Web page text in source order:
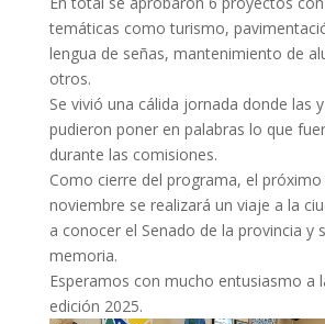
temáticas como turismo,
lengua de señas, mantenimiento de
otros.
Se vivió una cálida jornada donde las
pudieron poner en palabras lo que
durante las comisiones.
Como cierre del programa, el próximo
noviembre se realizará un viaje a la
a conocer el Senado de la provincia y
memoria.
Esperamos con mucho entusiasmo a
edición 2025.